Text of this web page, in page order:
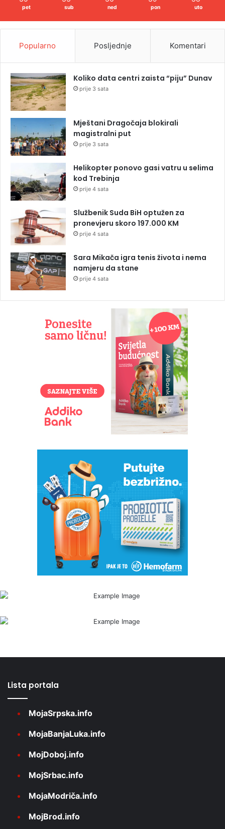
pet sub ned pon uto
Popularno Posljednje Komentari
Koliko data centri zaista “piju” Dunav
prije 3 sata
Mještani Dragočaja blokirali
magistralni put
prije 3 sata
Helikopter ponovo gasi vatru u selima
kod Trebinja
prije 4 sata
Službenik Suda BiH optužen za
pronevjeru skoro 197.000 KM
prije 4 sata
Sara Mikača igra tenis života i nema
namjeru da stane
prije 4 sata
Lista portala
MojaSrpska.info
MojaBanjaLuka.info
MojDoboj.info
MojSrbac.info
MojaModriča.info
MojBrod.info